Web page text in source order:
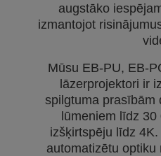
augstāko
izmantojot
Mūsu EB-PU, EB-
lāzerprojektori ir
spilgtuma prasībām
lūmeniem līdz
izšķirtspēju līdz
automatizētu